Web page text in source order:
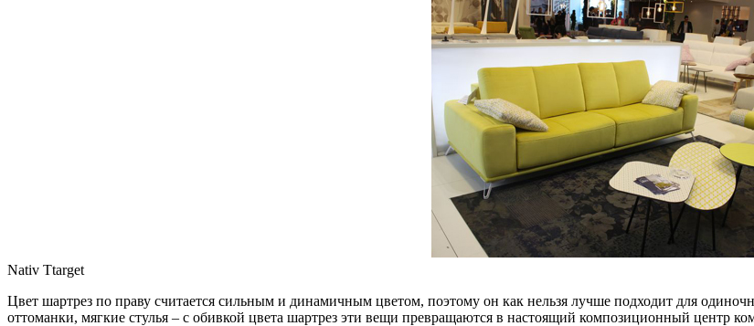
Nativ Ttarget
Цвет шартрез по праву считается сильным и динамичным цветом, поэтому он как нельзя лучше подходит для
оттоманки, мягкие стулья – с обивкой цвета шартрез эти вещи превращаются в настоящий композиционный центр